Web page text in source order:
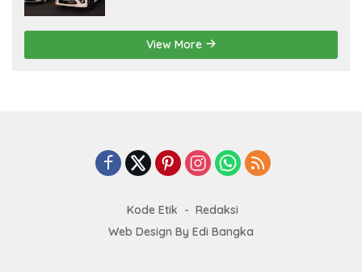
View More
Kode Etik
Redaksi
Web Design By Edi Bangka